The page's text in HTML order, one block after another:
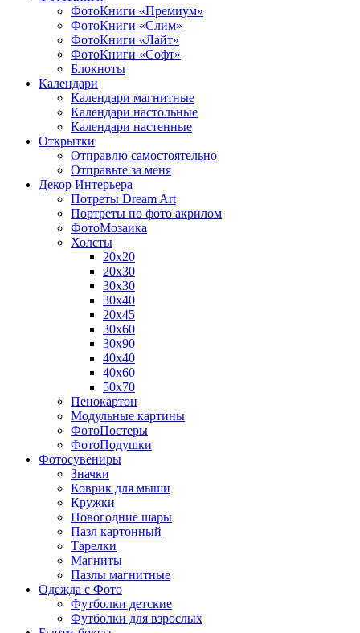
ФотоКниги «Премиум»
ФотоКниги «Слим»
ФотоКниги «Лайт»
ФотоКниги «Софт»
Блокноты
Календари
Календари магнитные
Календари настольные
Календари настенные
Открытки
Отправлю самостоятельно
Отправьте за меня
Декор Интерьера
Потреты Dream Art
Портреты по фото акрилом
ФотоМозаика
Холсты
20х20
20х30
30х30
30х40
20х45
30х60
30х90
40х40
40х60
50х70
Пенокартон
Модульные картины
ФотоПостеры
ФотоПодушки
Фотоcувениры
Значки
Коврик для мыши
Кружки
Новогодние шары
Пазл картонный
Тарелки
Магниты
Пазлы магнитные
Одежда с Фото
Футболки детские
Футболки для взрослых